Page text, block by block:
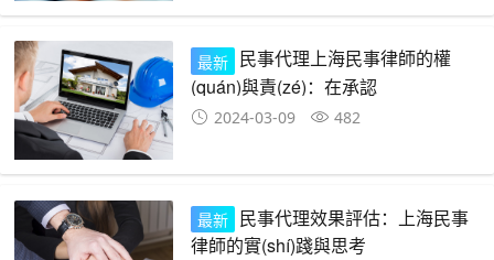
最新 民事代理上海民事律師的權
(quán)與責(zé)：在承認
(rèn)、放棄、變更訴訟請求
2024-03-09 482
最新 民事代理效果評估：上海民事
律師的實(shí)踐與思考